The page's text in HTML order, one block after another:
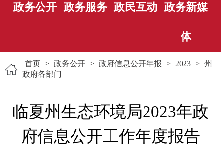
政务公开 政务服务 政民互动 政务新媒
体
首页 > 政务公开 > 政府信息公开年报 > 2023 > 州
政府各部门
临夏州生态环境局2023年政
府信息公开工作年度报告